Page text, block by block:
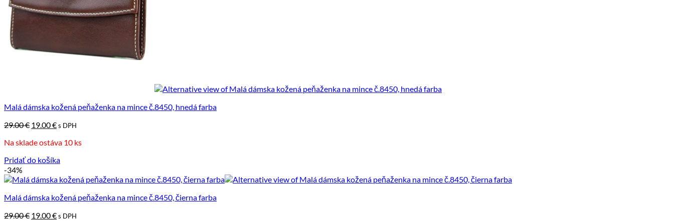
Malá dámska kožená peňaženka na mince č.8450, hnedá farba
29.00€ Pôvodná
bola:
19.00€Aktuálna
je:
s DPH
Na sklade ostáva 10 ks
Pridať do košíka
-34%
Malá dámska kožená peňaženka na mince č.8450, čierna farba
29.00€ Pôvodná
19.00€Aktuálna
s DPH